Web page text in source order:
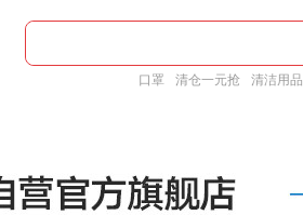
口罩 清仓一元抢 清洁用品